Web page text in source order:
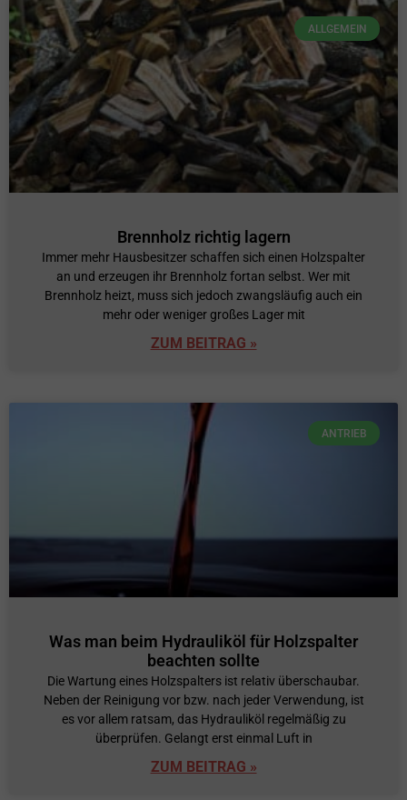
ALLGEMEIN
Brennholz richtig lagern
Immer mehr Hausbesitzer schaffen sich einen Holzspalter
an und erzeugen ihr Brennholz fortan selbst. Wer mit
Brennholz heizt, muss sich jedoch zwangsläufig auch ein
mehr oder weniger großes Lager mit
ZUM BEITRAG »
ANTRIEB
Was man beim Hydrauliköl für Holzspalter
beachten sollte
Die Wartung eines Holzspalters ist relativ überschaubar.
Neben der Reinigung vor bzw. nach jeder Verwendung, ist
es vor allem ratsam, das Hydrauliköl regelmäßig zu
überprüfen. Gelangt erst einmal Luft in
ZUM BEITRAG »